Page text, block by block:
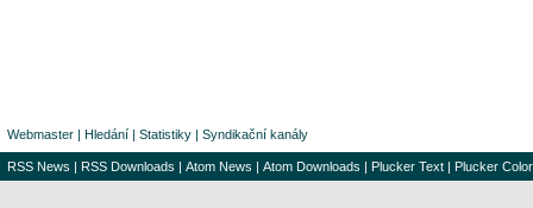
Webmaster | Hledání | Statistiky | Syndikační kanály
RSS News | RSS Downloads | Atom News | Atom Downloads | Plucker Text | Plucker Color